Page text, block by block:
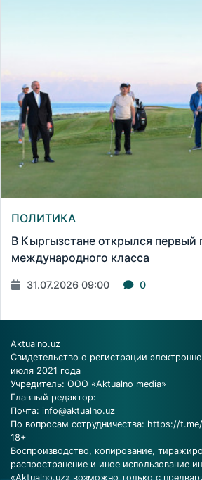
ПОЛИТИКА
В Кыргызстане открылся первый
международного класса
31.07.2026 09:00 0
Aktualno.uz
Свидетельство о регистрации
июля 2021 года
Учредитель: ООО «Aktualno media»
Главный редактор:
Почта: info@aktualno.uz
По вопросам сотрудничества: https://
18+
Воспроизводство, копирование,
распространение и иное использование
«Aktualno.uz» возможно только с